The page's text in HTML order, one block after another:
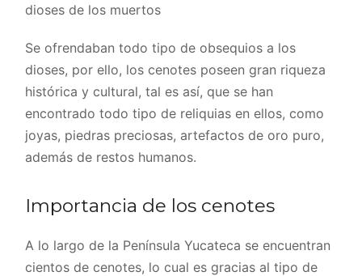
dioses de los muertos
Se ofrendaban todo tipo de obsequios a los
dioses, por ello, los cenotes poseen gran riqueza
histórica y cultural, tal es así, que se han
encontrado todo tipo de reliquias en ellos, como
joyas, piedras preciosas, artefactos de oro puro,
además de restos humanos.
Importancia de los cenotes
A lo largo de la Península Yucateca se encuentran
cientos de cenotes, lo cual es gracias al tipo de